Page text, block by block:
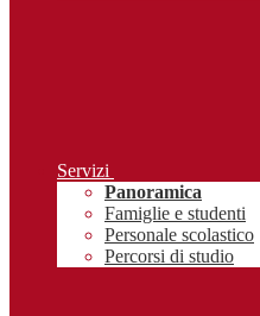
Servizi
Panoramica
Famiglie e studenti
Personale scolastico
Percorsi di studio